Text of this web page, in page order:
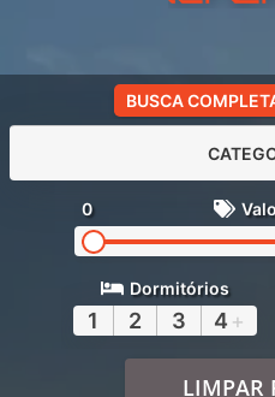
BUSCA
0
Dormitórios
1 2 3 4 +
LIMPAR